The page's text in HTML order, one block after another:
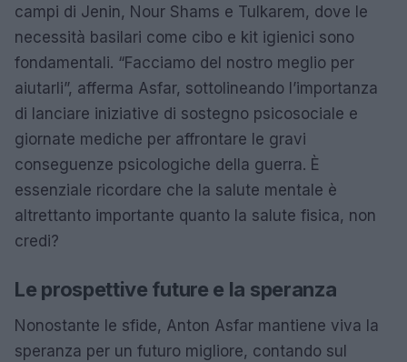
campi di Jenin, Nour Shams e Tulkarem, dove le
necessità basilari come cibo e kit igienici sono
fondamentali. “Facciamo del nostro meglio per
aiutarli”, afferma Asfar, sottolineando l’importanza
di lanciare iniziative di sostegno psicosociale e
giornate mediche per affrontare le gravi
conseguenze psicologiche della guerra. È
essenziale ricordare che la salute mentale è
altrettanto importante quanto la salute fisica, non
credi?
Le prospettive future e la speranza
Nonostante le sfide, Anton Asfar mantiene viva la
speranza per un futuro migliore, contando sul